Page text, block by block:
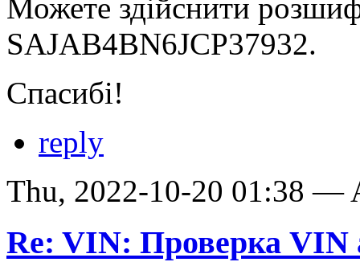
Можете здійснити
SAJAB4BN6JCP37932.
Спасибі!
reply
Thu, 2022-10-20 01:38 —
Re: VIN: Проверка VIN